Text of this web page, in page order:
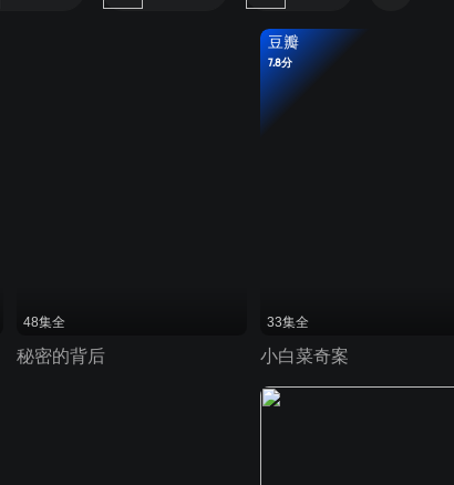
48集全
秘密的背后
豆瓣
7.8分
33集全
小白菜奇案